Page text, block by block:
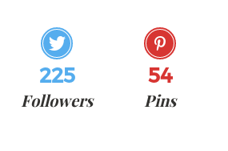
225
Followers
54
Pins